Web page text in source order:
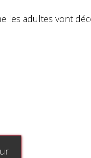
les adultes vont